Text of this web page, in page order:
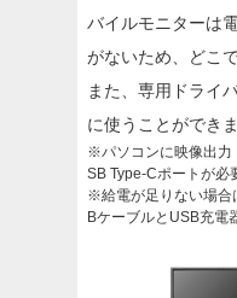
バイルモニターは
がないため、どこ
また、専用ドライ
に使うことができま
※パソコンに映像出力
SB Type-Cポートが必
※給電が足りない場合
BケーブルとUSB充電